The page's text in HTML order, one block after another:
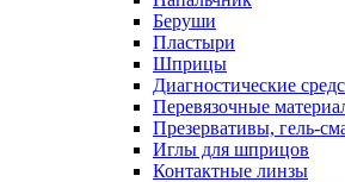
Беруши
Пластыри
Шприцы
Диагностические
Перевязочные
Презервативы, гель-
Иглы для шприцов
Контактные линзы